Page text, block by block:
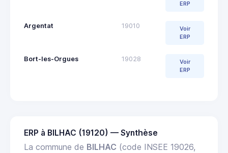
ERP
Argentat 19010
Voir
ERP
Bort-les-Orgues 19028
Voir
ERP
ERP à BILHAC (19120) — Synthèse
La commune de BILHAC (code INSEE 19026,